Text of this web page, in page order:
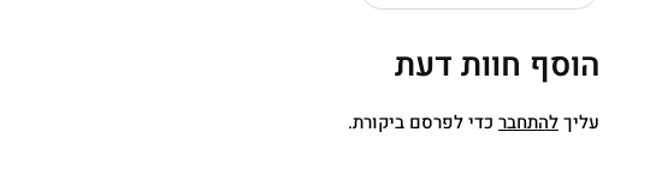
הוסף חוות דעת
עליךלהתחברכדי לפרסם ביקורת.